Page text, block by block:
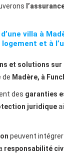
villa à
et à
et solutions sur
de Madère, à
des garanties
juridique
peuvent
responsabilité